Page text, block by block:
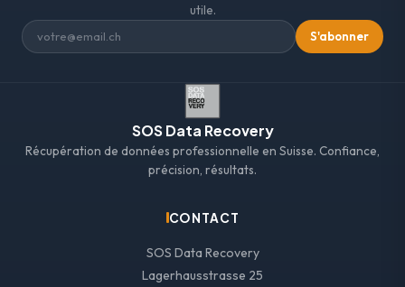
utile.
S'abonner
SOS Data Recovery
Récupération de données professionnelle en Suisse. Confiance,
précision, résultats.
CONTACT
SOS Data Recovery
Lagerhausstrasse 25